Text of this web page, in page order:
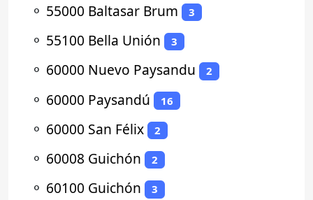
⚬ 55000 Baltasar Brum 3
⚬ 55100 Bella Unión 3
⚬ 60000 Nuevo Paysandu 2
⚬ 60000 Paysandú 16
⚬ 60000 San Félix 2
⚬ 60008 Guichón 2
⚬ 60100 Guichón 3